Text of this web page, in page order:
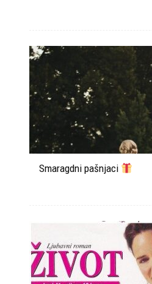
Smaragdni pašnjaci